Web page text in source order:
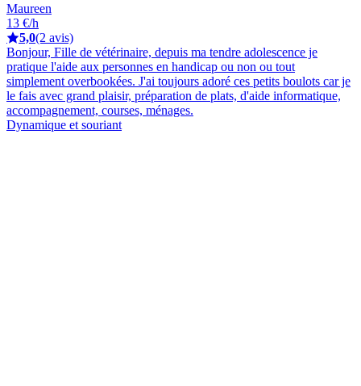
Maureen
13 €/h
5,0(2 avis)
Bonjour, Fille de vétérinaire, depuis ma tendre adolescence je
pratique l'aide aux personnes en handicap ou non ou tout
simplement overbookées. J'ai toujours adoré ces petits boulots car je
le fais avec grand plaisir, préparation de plats, d'aide informatique,
accompagnement, courses, ménages.
Dynamique et souriant